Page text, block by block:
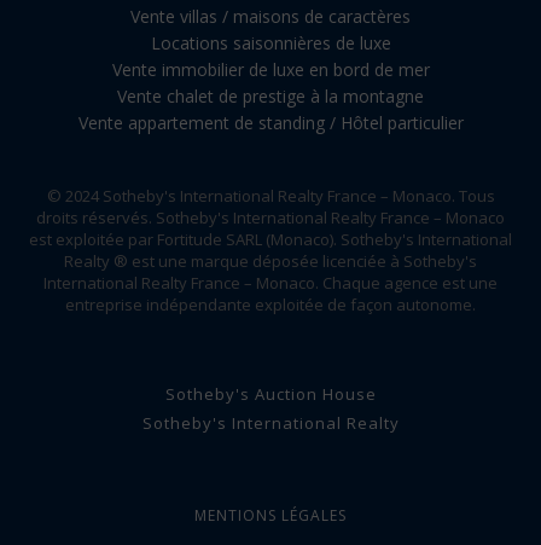
Vente villas / maisons de caractères
Locations saisonnières de luxe
Vente immobilier de luxe en bord de mer
Vente chalet de prestige à la montagne
Vente appartement de standing / Hôtel particulier
© 2024 Sotheby's International Realty France – Monaco. Tous
droits réservés. Sotheby's International Realty France – Monaco
est exploitée par Fortitude SARL (Monaco). Sotheby's International
Realty ® est une marque déposée licenciée à Sotheby's
International Realty France – Monaco. Chaque agence est une
entreprise indépendante exploitée de façon autonome.
Sotheby's Auction House
Sotheby's International Realty
MENTIONS LÉGALES